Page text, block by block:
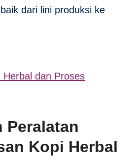
dari lini produksi ke
dan Proses
Peralatan
Kopi Herbal